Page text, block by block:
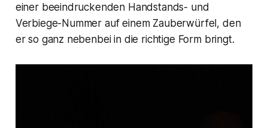
einer beeindruckenden Handstands- und
Verbiege-Nummer auf einem Zauberwürfel, den
er so ganz nebenbei in die richtige Form bringt.